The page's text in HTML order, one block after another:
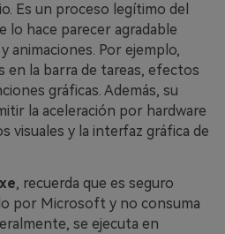
Es un proceso legítimo del
lo hace parecer agradable
animaciones. Por ejemplo,
en la barra de tareas, efectos
gráficas. Además, su
la aceleración por hardware
visuales y la interfaz gráfica de
, recuerda que es seguro
por Microsoft y no consuma
se ejecuta en